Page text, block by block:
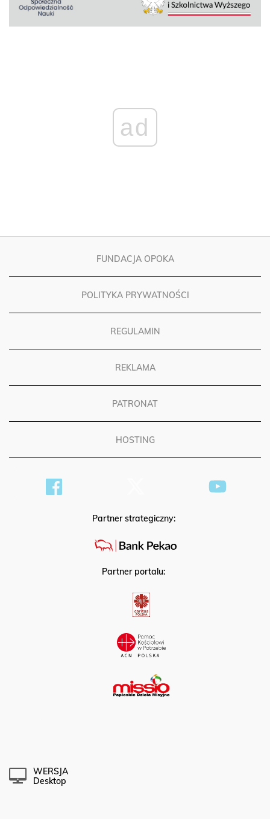
ad
FUNDACJA OPOKA
POLITYKA PRYWATNOŚCI
REGULAMIN
REKLAMA
PATRONAT
HOSTING
Partner strategiczny:
Partner portalu:
WERSJA
Desktop